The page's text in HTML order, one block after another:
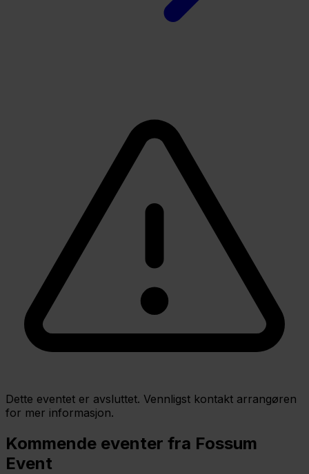
Dette eventet er avsluttet. Vennligst kontakt arrangøren
for mer informasjon.
Kommende eventer fra Fossum
Event